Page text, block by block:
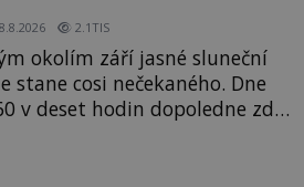
8.8.2026 2.1TIS
okolím září jasné sluneční
stane cosi nečekaného. Dne
v deset hodin dopoledne zde
historicky doloženému